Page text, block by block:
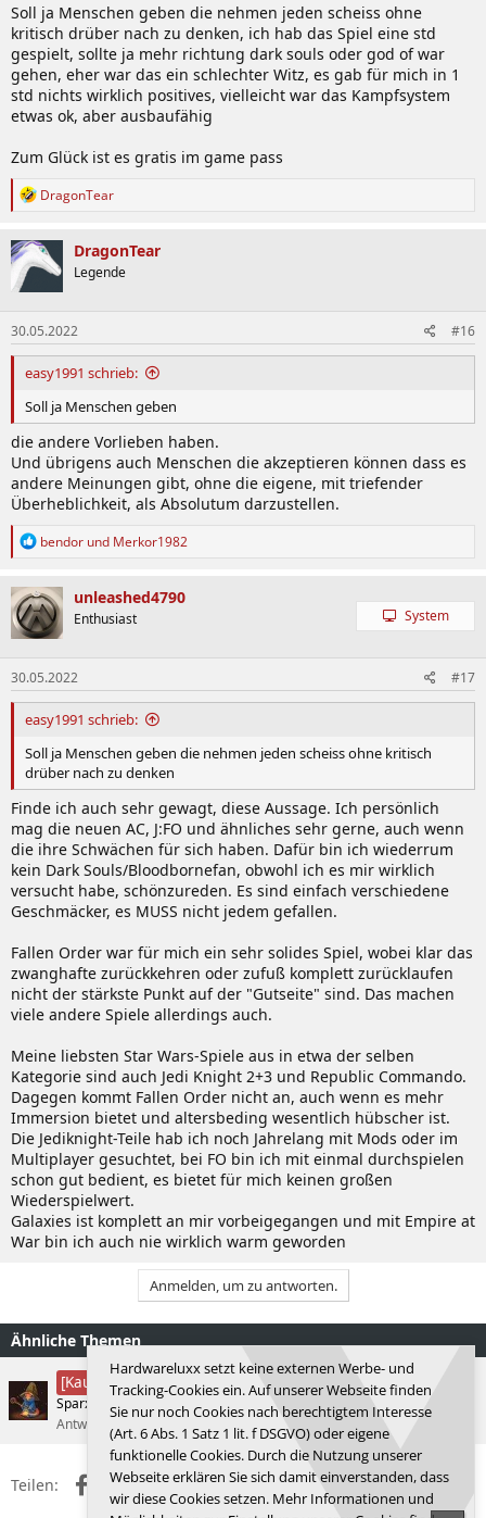
Soll ja Menschen geben die nehmen jeden scheiss ohne
kritisch drüber nach zu denken, ich hab das Spiel eine std
gespielt, sollte ja mehr richtung dark souls oder god of war
gehen, eher war das ein schlechter Witz, es gab für mich in 1
std nichts wirklich positives, vielleicht war das Kampfsystem
etwas ok, aber ausbaufähig
Zum Glück ist es gratis im game pass
R
k
t
o
n
e
n
:
DragonTear
DragonTear
Legende
30.05.2022 #16
easy1991 schrieb:
Soll ja Menschen geben
die andere Vorlieben haben.
Und übrigens auch Menschen die akzeptieren können dass es
andere Meinungen gibt, ohne die eigene, mit triefender
Überheblichkeit, als Absolutum darzustellen.
R
k
t
i
o
n
e
n
:
bendor und Merkor1982
unleashed4790
Enthusiast System
30.05.2022 #17
easy1991 schrieb:
Soll ja Menschen geben die nehmen jeden scheiss ohne kritisch
drüber nach zu denken
Finde ich auch sehr gewagt, diese Aussage. Ich persönlich
mag die neuen AC, J:FO und ähnliches sehr gerne, auch wenn
die ihre Schwächen für sich haben. Dafür bin ich wiederrum
kein Dark Souls/Bloodbornefan, obwohl ich es mir wirklich
versucht habe, schönzureden. Es sind einfach verschiedene
Geschmäcker, es MUSS nicht jedem gefallen.
Fallen Order war für mich ein sehr solides Spiel, wobei klar das
zwanghafte zurückkehren oder zufuß komplett zurücklaufen
nicht der stärkste Punkt auf der "Gutseite" sind. Das machen
viele andere Spiele allerdings auch.
Meine liebsten Star Wars-Spiele aus in etwa der selben
Kategorie sind auch Jedi Knight 2+3 und Republic Commando.
Dagegen kommt Fallen Order nicht an, auch wenn es mehr
Immersion bietet und altersbeding wesentlich hübscher ist.
Die Jediknight-Teile hab ich noch Jahrelang mit Mods oder im
Multiplayer gesuchtet, bei FO bin ich mit einmal durchspielen
schon gut bedient, es bietet für mich keinen großen
Wiederspielwert.
Galaxies ist komplett an mir vorbeigegangen und mit Empire at
War bin ich auch nie wirklich warm geworden
Anmelden, um zu antworten.
Ähnliche Themen
[Kaufberatung]
[Closed] Gaming Notebook ~2000€
Sparx91
Kaufberatungen
Antworten
16.02.2026 Sparx91
Teilen: FacebookX (Twitter)
RedditWhatsApp
E-MailLink
Hardwareluxx setzt keine externen Werbe- und
Tracking-Cookies ein. Auf unserer Webseite finden
Sie nur noch Cookies nach berechtigtem Interesse
(Art. 6 Abs. 1 Satz 1 lit. f DSGVO) oder eigene
funktionelle Cookies. Durch die Nutzung unserer
Webseite erklären Sie sich damit einverstanden, dass
wir diese Cookies setzen. Mehr Informationen und